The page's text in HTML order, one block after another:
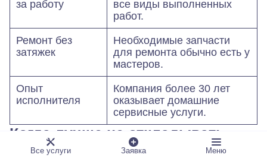
за работу
все виды выполненных
работ.
Ремонт без
затяжек
Необходимые запчасти
для ремонта обычно есть у
мастеров.
Опыт
исполнителя
Компания более 30 лет
оказывает домашние
сервисные услуги.
Когда лучше не откладывать
вызов
Все услуги Заявка Меню